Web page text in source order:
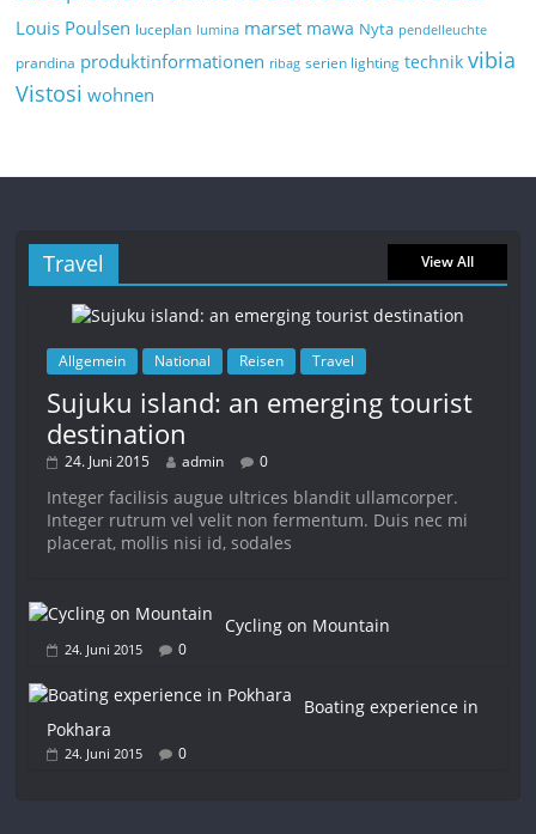
Louis Poulsen luceplan lumina marset mawa Nyta pendelleuchte
prandina produktinformationen ribag serien lighting technik vibia
Vistosi wohnen
Travel View All
Allgemein National Reisen Travel
Sujuku island: an emerging tourist
destination
24. Juni 2015 admin 0
Integer facilisis augue ultrices blandit ullamcorper.
Integer rutrum vel velit non fermentum. Duis nec mi
placerat, mollis nisi id, sodales
Cycling on Mountain
24. Juni 2015 0
Boating experience in
Pokhara
24. Juni 2015 0